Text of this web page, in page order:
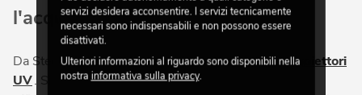
l'acquisto
Da Steinigke è disponibile un'ampia selezione diproiettori
UV. Si tratta per lo più di moderni fari a LED UV, più
servizi desidera acconsentire. I servizi tecnicamente
necessari sono indispensabili e non possono essere
disattivati.
Ulteriori informazioni al riguardo sono disponibili nella
nostra informativa sulla privacy.